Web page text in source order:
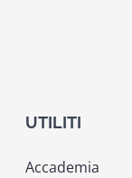
UTILITI
Accademia